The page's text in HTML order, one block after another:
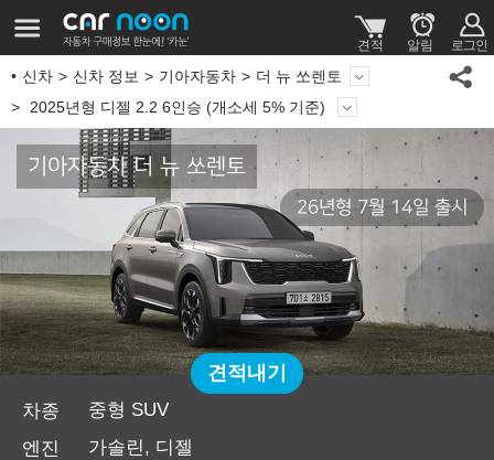
신차 신차 정보 기아자동차
더 뉴 쏘렌토
2025년형 디젤 2.2 6인승 (개소세 5% 기준)
기아자동차 더 뉴 쏘렌토
26년형 7월 14일 출시
차종
중형 SUV
엔진
가솔린, 디젤
견적내기